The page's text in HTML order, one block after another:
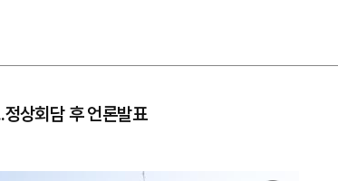
상회담 후 언론발표